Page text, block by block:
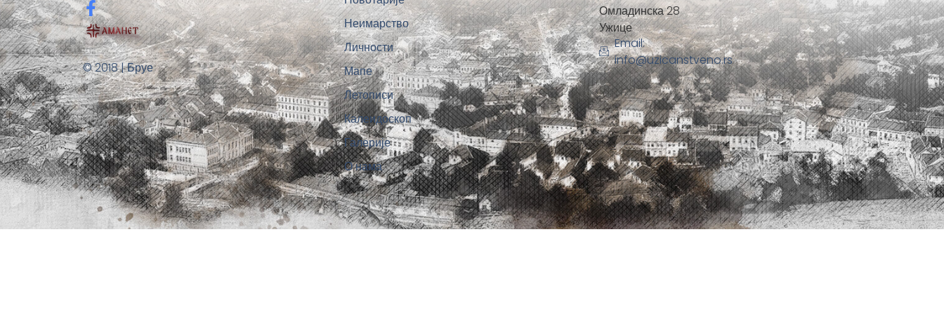
© 2018 | Бруе
Неимарство
Личности
Мапе
Летописи
Калеидоскоп
Галерије
О нама
Омладинска 28
Ужице
Email:
info@uzicanstveno.rs